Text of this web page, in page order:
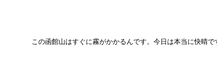
この函館山はすぐに霧がかかるんです。今日は本当に快晴